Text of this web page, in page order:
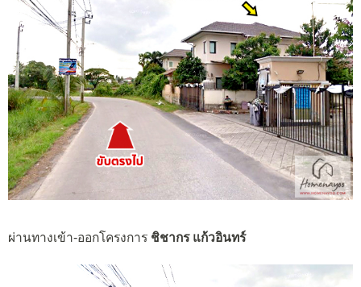
ผ่านทางเข้า-ออกโครงการ ชิชากร แก้วอินทร์